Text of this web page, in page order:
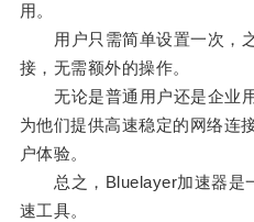
用。
用户只需简单设置一次，之
接，无需额外的操作。
无论是普通用户还是企业用
为他们提供高速稳定的网络连
户体验。
总之，Bluelayer加速器是
速工具。